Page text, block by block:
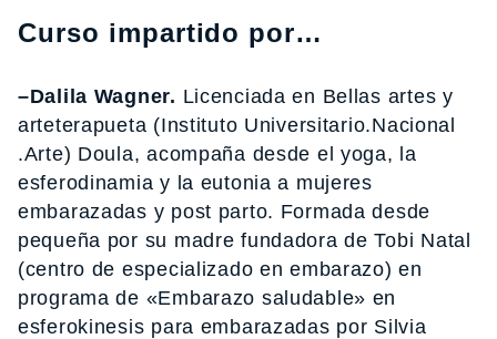
Curso impartido por…
–Dalila Wagner. Licenciada en Bellas artes y
arteterapueta (Instituto Universitario.Nacional
.Arte) Doula, acompaña desde el yoga, la
esferodinamia y la eutonia a mujeres
embarazadas y post parto. Formada desde
pequeña por su madre fundadora de Tobi Natal
(centro de especializado en embarazo) en
programa de «Embarazo saludable» en
esferokinesis para embarazadas por Silvia